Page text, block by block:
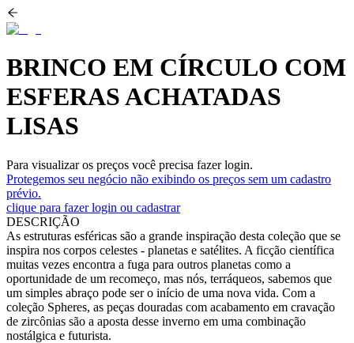
BRINCO EM CÍRCULO COM
ESFERAS ACHATADAS
LISAS
Para visualizar os preços você precisa fazer login.
Protegemos seu negócio não exibindo os preços sem um cadastro
prévio.
clique para fazer login ou cadastrar
DESCRIÇÃO
As estruturas esféricas são a grande inspiração desta coleção que se
inspira nos corpos celestes - planetas e satélites. A ficção científica
muitas vezes encontra a fuga para outros planetas como a
oportunidade de um recomeço, mas nós, terráqueos, sabemos que
um simples abraço pode ser o início de uma nova vida. Com a
coleção Spheres, as peças douradas com acabamento em cravação
de zircônias são a aposta desse inverno em uma combinação
nostálgica e futurista.